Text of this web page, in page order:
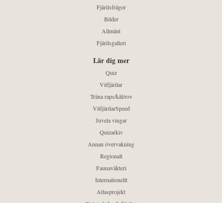
Fjärilsfrågor
Bilder
Allmänt
Fjärilsgalleri
Lär dig mer
Quiz
Vitfjärilar
Träna raps/kål/rov
VitfjärilarSpeed
Juvela vingar
Quizarkiv
Annan övervakning
Regionalt
Faunaväkteri
Internationellt
Atlasprojekt